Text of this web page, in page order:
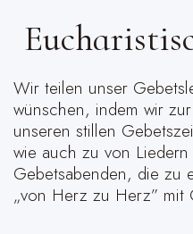
Wir teilen unser
wünschen, indem wir
unseren stillen
wie auch zu von
Gebetsabenden, die zu
„von Herz zu Herz” mit